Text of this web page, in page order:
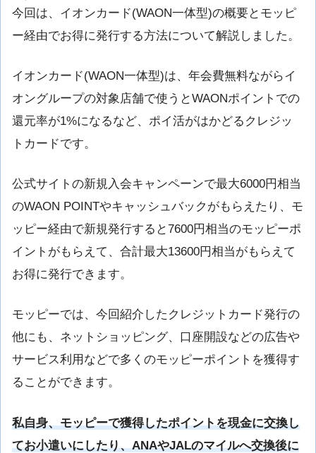
今回は、イオンカード(WAON一体型)の概要とモッピ
ー経由でお得に発行する方法について解説しました。
イオンカード(WAON一体型)は、年会費無料ながらイ
オングループの対象店舗で使うとWAONポイントでの
還元率が1%になるなど、ポイ活がはかどるクレジッ
トカードです。
公式サイトの新規入会キャンペーンで最大6000円相当
のWAON POINTやキャッシュバックがもらえたり、モ
ッピー経由で新規発行すると7600円相当のモッピーポ
イントがもらえて、合計最大13600円相当がもらえて
お得に発行できます。
モッピーでは、今回紹介したクレジットカード発行の
他にも、ネットショッピング、口座開設などの広告や
サービス利用などで多くのモッピーポイントを獲得す
ることができます。
私自身、モッピーで獲得したポイントを現金に交換し
てお小遣いにしたり、ANAやJALのマイルへ交換後に